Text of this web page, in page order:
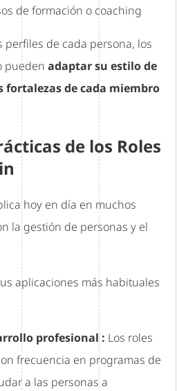
de formación o coaching
de cada persona, los
pueden adaptar su estilo de
fortalezas de cada miembro
de los Roles
hoy en día en muchos
la gestión de personas y el
aplicaciones más habituales
profesional : Los roles
frecuencia en programas de
a las personas a